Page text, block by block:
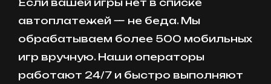
Если вашей игры нет в списке
автоплатежей — не беда. Мы
обрабатываем более 500 мобильных
игр вручную. Наши операторы
работают 24/7 и быстро выполняют